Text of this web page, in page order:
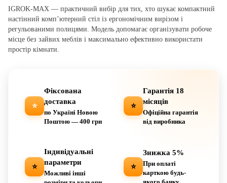
IGROK-MAX — практичний вибір для тих, хто шукає компактний
настінний комп’ютерний стіл із ергономічним вирізом і
регульованими полицями. Модель допомагає організувати робоче
місце без зайвих меблів і максимально ефективно використати
простір кімнати.
⭐
Фіксована
доставка
по Україні Новою
Поштою — 400 грн
⭐
Гарантія 18
місяців
Офіційна гарантія
від виробника
⭐
Індивідуальні
параметри
Можливі інші
⭐
Знижка 5%
При оплаті
карткою будь-